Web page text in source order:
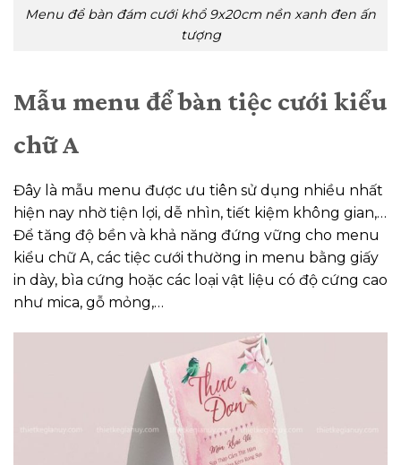
Menu để bàn đám cưới khổ 9x20cm nền xanh đen ấn
tượng
Mẫu menu để bàn tiệc cưới kiểu
chữ A
Đây là mẫu menu được ưu tiên sử dụng nhiều nhất
hiện nay nhờ tiện lợi, dễ nhìn, tiết kiệm không gian,…
Để tăng độ bền và khả năng đứng vững cho menu
kiểu chữ A, các tiệc cưới thường in menu bằng giấy
in dày, bìa cứng hoặc các loại vật liệu có độ cứng cao
như mica, gỗ mỏng,…